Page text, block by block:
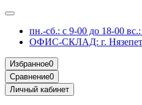
пн.-сб.: с 9-00 до 18-00
ОФИС-СКЛАД: г.
Избранное0
Сравнение0
Личный кабинет